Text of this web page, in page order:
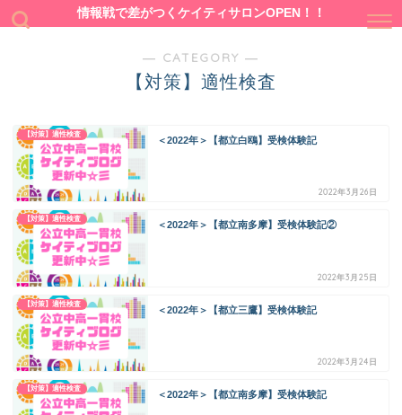
情報戦で差がつくケイティサロンOPEN！！
― CATEGORY ―
【対策】適性検査
【対策】適性検査
＜2022年＞【都立白鴎】受検体験記
2022年3月26日
【対策】適性検査
＜2022年＞【都立南多摩】受検体験記②
2022年3月25日
【対策】適性検査
＜2022年＞【都立三鷹】受検体験記
2022年3月24日
【対策】適性検査
＜2022年＞【都立南多摩】受検体験記